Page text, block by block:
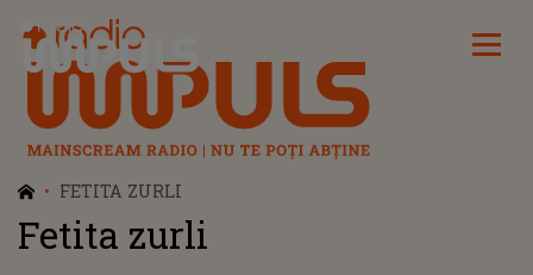
Radio Impuls
FETITA ZURLI
Fetita zurli